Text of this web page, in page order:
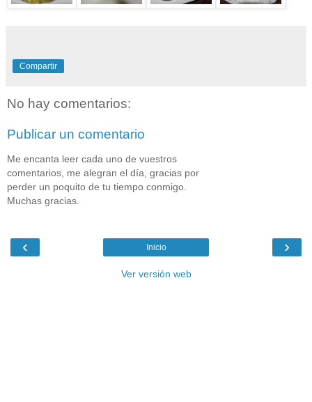
Compartir
No hay comentarios:
Publicar un comentario
Me encanta leer cada uno de vuestros
comentarios, me alegran el día, gracias por
perder un poquito de tu tiempo conmigo.
Muchas gracias.
‹ ›
Inicio
Ver versión web